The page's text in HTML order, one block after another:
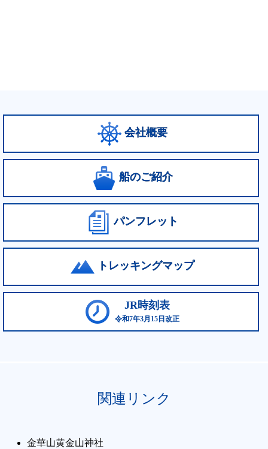
会社概要
船のご紹介
パンフレット
トレッキングマップ
JR時刻表
令和7年3月15日改正
関連リンク
金華山黄金山神社